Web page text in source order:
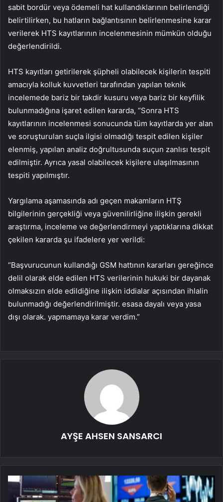
sabit bordür veya ödemeli hat kullandıklarının belirlendiği
belirtilirken, bu hatların bağlantısının belirlenmesine karar
verilerek HTS kayıtlarının incelenmesinin mümkün olduğu
değerlendirildi.
HTS kayıtları getirilerek şüpheli olabilecek kişilerin tespiti
amacıyla kolluk kuvvetleri tarafından yapılan teknik
incelemede bariz bir takdir kusuru veya bariz bir keyfilik
bulunmadığına işaret edilen kararda, “Sonra HTS
kayıtlarının incelenmesi sonucunda tüm kayıtlarda yer alan
ve soruşturulan suçla ilgisi olmadığı tespit edilen kişiler
elenmiş, yapılan analiz doğrultusunda suçun zanlısı tespit
edilmiştir. Ayrıca yasal olabilecek kişilere ulaşılmasının
tespiti yapılmıştır.
Yargılama aşamasında adı geçen makamların HTŞ
bilgilerinin gerçekliği veya güvenilirliğine ilişkin gerekli
araştırma, inceleme ve değerlendirmeyi yaptıklarına dikkat
çekilen kararda şu ifadelere yer verildi:
“Başvurucunun kullandığı GSM hattının kararları gereğince
delil olarak elde edilen HTS verilerinin hukuki bir dayanak
olmaksızın elde edildiğine ilişkin iddialar açısından ihlalin
bulunmadığı değerlendirilmiştir. esasa dayalı veya yasa
dışı olarak. yapmamaya karar verdim.”
AYŞE AHSEN SANSARCI